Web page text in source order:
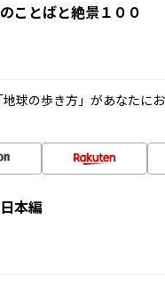
ことばと絶景１００
球の歩き方」があなたに
本編